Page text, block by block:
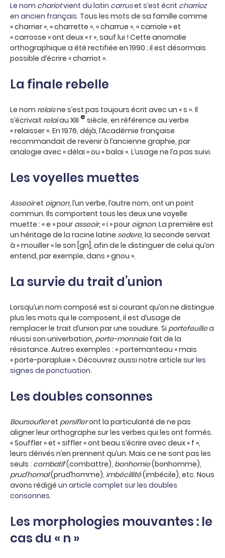
Le nom chariotvient du latin carruset s’est écrit charrioz
en ancien français. Tous les mots de sa famille comme
« charrier », « charrette », « charrue », « carriole » et
« carrosse » ont deux « r », sauf lui ! Cette anomalie
orthographique a été rectifiée en 1990 ; il est désormais
possible d’écrire « charriot ».
La finale rebelle
Le nom relaisne s’est pas toujours écrit avec un « s ». Il
s’écrivait relaiau XIII e siècle, en référence au verbe
« relaisser ». En 1976, déjà, l’Académie française
recommandait de revenir à l’ancienne graphie, par
analogie avec « délai » ou « balai ». L’usage ne l’a pas suivi.
Les voyelles muettes
Asseoiret oignon, l’un verbe, l’autre nom, ont un point
commun. Ils comportent tous les deux une voyelle
muette : « e » pour asseoir, « i » pour oignon. La première est
un héritage de la racine latine sedere, la seconde servait
à « mouiller » le son [gn], afin de le distinguer de celui qu’on
entend, par exemple, dans « gnou ».
La survie du trait d’union
Lorsqu’un nom composé est si courant qu’on ne distingue
plus les mots qui le composent, il est d’usage de
remplacer le trait d’union par une soudure. Si portefeuillea
réussi son univerbation, porte-monnaiefait de la
résistance. Autres exemples : « portemanteau » mais
« porte-parapluie ». Découvrez aussi notre article surles
signes de ponctuation.
Les doubles consonnes
Boursoufleret persifleront la particularité de ne pas
aligner leur orthographe sur les verbes qui les ont formés.
« Souffler » et « siffler » ont beau s’écrire avec deux « f »,
leurs dérivés n’en prennent qu’un. Mais ce ne sont pas les
seuls : combatif(combattre), bonhomie(bonhomme),
prud’homal(prud’homme), imbécillité(imbécile), etc. Nous
avons rédigé un article complet sur les doubles
consonnes.
Les morphologies mouvantes : le
cas du « n »